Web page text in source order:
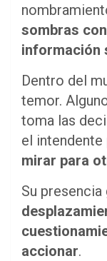
sombras
información
Dentro del
temor.
toma las
el intendente
mirar para
Su presencia
accionar.